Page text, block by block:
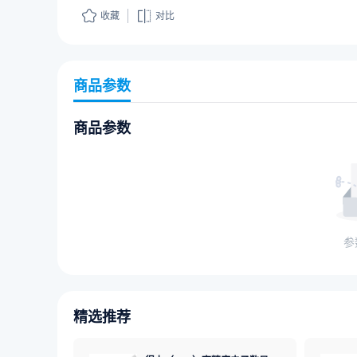
收藏 对比
商品参数
商品参数
精选推荐